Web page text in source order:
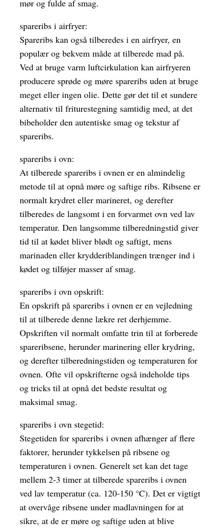
mør og fulde af smag.
spareribs i airfryer:
Spareribs kan også tilberedes i en airfryer, en
populær og bekvem måde at tilberede mad på.
Ved at bruge varm luftcirkulation kan airfryeren
producere sprøde og møre spareribs uden at bruge
meget eller ingen olie. Dette gør det til et sundere
alternativ til friturestegning samtidig med, at det
bibeholder den autentiske smag og tekstur af
spareribs.
spareribs i ovn:
At tilberede spareribs i ovnen er en almindelig
metode til at opnå møre og saftige ribs. Ribsene er
normalt krydret eller marineret, og derefter
tilberedes de langsomt i en forvarmet ovn ved lav
temperatur. Den langsomme tilberedningstid giver
tid til at kødet bliver blødt og saftigt, mens
marinaden eller krydderiblandingen trænger ind i
kødet og tilføjer masser af smag.
spareribs i ovn opskrift:
En opskrift på spareribs i ovnen er en vejledning
til at tilberede denne lækre ret derhjemme.
Opskriften vil normalt omfatte trin til at forberede
spareribsene, herunder marinering eller krydring,
og derefter tilberedningstiden og temperaturen for
ovnen. Ofte vil opskrifterne også indeholde tips
og tricks til at opnå det bedste resultat og
maksimal smag.
spareribs i ovn stegetid:
Stegetiden for spareribs i ovnen afhænger af flere
faktorer, herunder tykkelsen på ribsene og
temperaturen i ovnen. Generelt set kan det tage
mellem 2-3 timer at tilberede spareribs i ovnen
ved lav temperatur (ca. 120-150 °C). Det er vigtigt
at overvåge ribsene under madlavningen for at
sikre, at de er møre og saftige uden at blive